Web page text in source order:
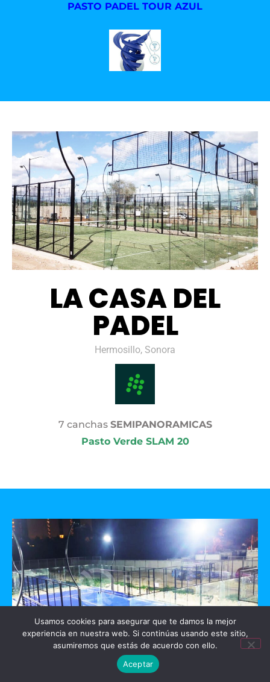
PASTO PADEL TOUR AZUL
LA CASA DEL
PADEL
Hermosillo, Sonora
7 canchas SEMIPANORAMICAS
Pasto Verde SLAM 20
Usamos cookies para asegurar que te damos la mejor
experiencia en nuestra web. Si continúas usando este sitio,
asumiremos que estás de acuerdo con ello.
Aceptar